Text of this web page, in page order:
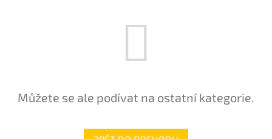
Můžete se ale podívat na ostatní kategorie.